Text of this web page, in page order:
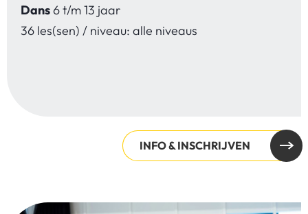
Dans6 t/m 13 jaar
36 les(sen) / niveau: alle niveaus
INFO & INSCHRIJVEN